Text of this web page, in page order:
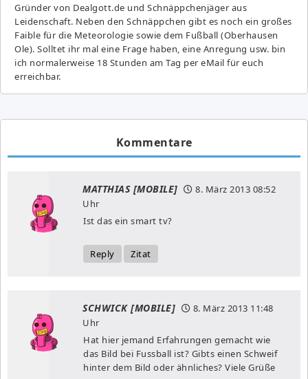
Gründer von Dealgott.de und Schnäppchenjäger aus
Leidenschaft. Neben den Schnäppchen gibt es noch ein großes
Fai­ble für die Meteorologie sowie dem Fußball (Oberhausen
Ole). Solltet ihr mal eine Frage haben, eine Anregung usw. bin
ich normalerweise 18 Stunden am Tag per eMail für euch
erreichbar.
Kommentare
MATTHIAS [MOBILE] 8. März 2013 08:52
Uhr
Ist das ein smart tv?
Reply Zitat
SCHWICK [MOBILE] 8. März 2013 11:48
Uhr
Hat hier jemand Erfahrungen gemacht wie
das Bild bei Fussball ist? Gibts einen Schweif
hinter dem Bild oder ähnliches? Viele Grüße